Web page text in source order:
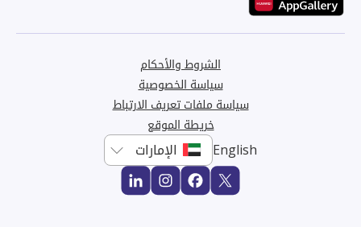
الشروط والأحكام
سياسة الخصوصية
سياسة ملفات تعريف الارتباط
خريطة الموقع
English